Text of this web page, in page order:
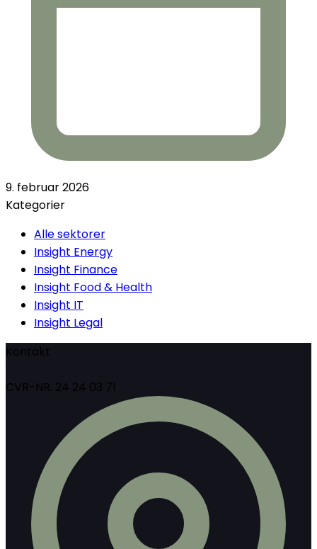
9. februar 2026
Kategorier
Alle sektorer
Insight Energy
Insight Finance
Insight Food & Health
Insight IT
Insight Legal
Kontakt
CVR-NR. 24 24 03 71